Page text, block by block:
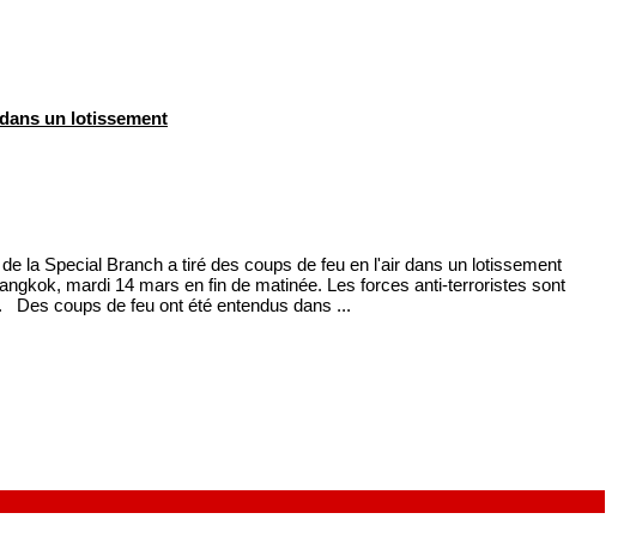
un lotissement
la Special Branch a tiré des coups de feu en l'air dans un lotissement
mardi 14 mars en fin de matinée. Les forces anti-terroristes sont
Des coups de feu ont été entendus dans ...